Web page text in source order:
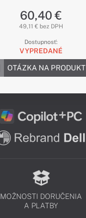
60,40 €
49,11 € bez DPH
Dostupnosť:
VYPREDANÉ
OTÁZKA NA PRODUKT
MOŽNOSTI DORUČENIA
A PLATBY